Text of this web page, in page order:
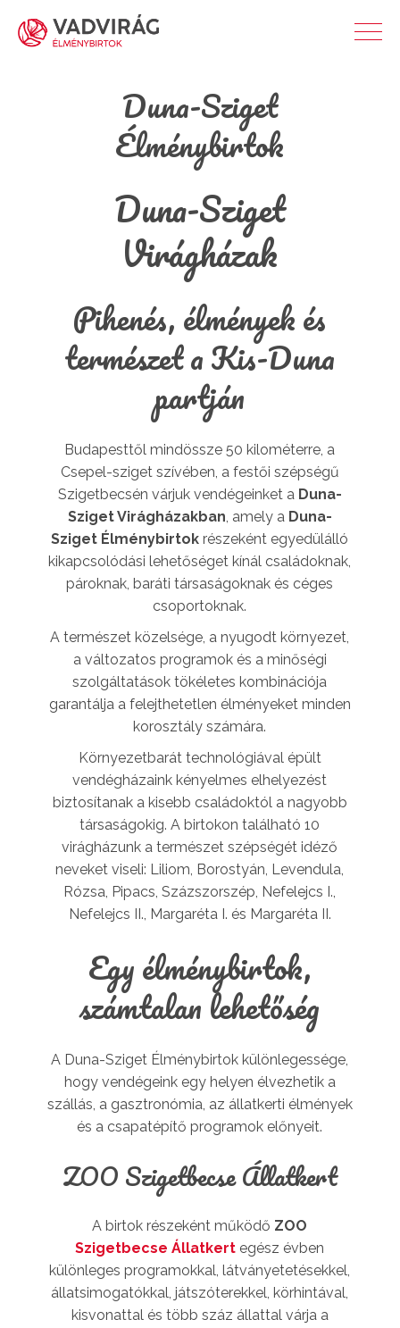
Duna-Sziget
Élménybirtok
Duna-Sziget
Virágházak
Pihenés, élmények és
természet a Kis-Duna
partján
Budapesttől mindössze 50 kilométerre, a
Csepel-sziget szívében, a festői szépségű
Szigetbecsén várjuk vendégeinket a Duna-
Sziget Virágházakban, amely a Duna-
Sziget Élménybirtok részeként egyedülálló
kikapcsolódási lehetőséget kínál családoknak,
pároknak, baráti társaságoknak és céges
csoportoknak.
A természet közelsége, a nyugodt környezet,
a változatos programok és a minőségi
szolgáltatások tökéletes kombinációja
garantálja a felejthetetlen élményeket minden
korosztály számára.
Környezetbarát technológiával épült
vendégházaink kényelmes elhelyezést
biztosítanak a kisebb családoktól a nagyobb
társaságokig. A birtokon található 10
virágházunk a természet szépségét idéző
neveket viseli: Liliom, Borostyán, Levendula,
Rózsa, Pipacs, Százszorszép, Nefelejcs I.,
Nefelejcs II., Margaréta I. és Margaréta II.
Egy élménybirtok,
számtalan lehetőség
A Duna-Sziget Élménybirtok különlegessége,
hogy vendégeink egy helyen élvezhetik a
szállás, a gasztronómia, az állatkerti élmények
és a csapatépítő programok előnyeit.
ZOO Szigetbecse Állatkert
A birtok részeként működő ZOO
Szigetbecse Állatkert egész évben
különleges programokkal, látványetetésekkel,
állatsimogatókkal, játszóterekkel, körhintával,
kisvonattal és több száz állattal várja a